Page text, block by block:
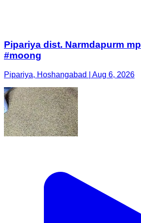
Pipariya dist. Narmdapurm
#moong
Pipariya, Hoshangabad | Aug 6, 2026